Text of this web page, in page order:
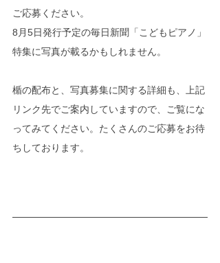
ご応募ください。
8月5日発行予定の毎日新聞「こどもピアノ」
特集に写真が載るかもしれません。
楯の配布と、写真募集に関する詳細も、上記
リンク先でご案内していますので、ご覧にな
ってみてください。たくさんのご応募をお待
ちしております。